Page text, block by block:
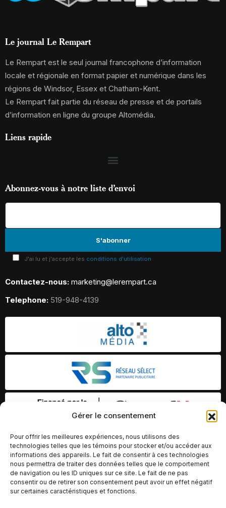
Gérer le consentement
Pour offrir les meilleures expériences, nous utilisons des
technologies telles que les témoins pour stocker et/ou accéder aux
informations des appareils. Le fait de consentir à ces technologies
nous permettra de traiter des données telles que le comportement
de navigation ou les ID uniques sur ce site. Le fait de ne pas
consentir ou de retirer son consentement peut avoir un effet négatif
sur certaines caractéristiques et fonctions.
Le journal Le Rempart
Le Rempart est le seul journal francophone d’information
locale et régionale en format papier et numérique dans les
régions de Windsor, Essex et Chatham-Kent.
Le Rempart fait partie du réseau de presse et de portails
d’information en ligne du groupe Altomédia.
Liens rapide
Abonnez-vous à notre liste d’envoi
J'ai lu et j'accepte les conditions d'utilisation
Contactez-nous: marketing@lerempart.ca
Telephone: 519-948-4139